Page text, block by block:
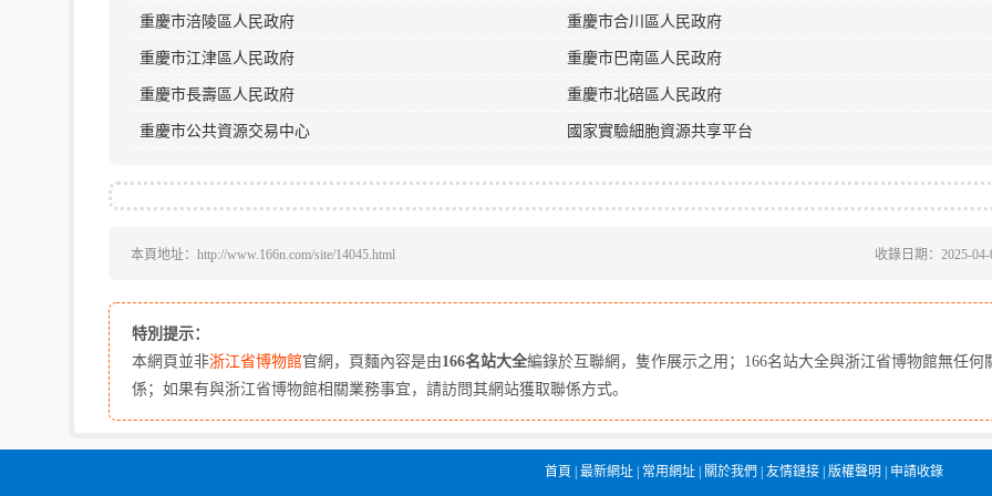
重慶市涪陵區人民政府 重慶市合川區人民政府
重慶市江津區人民政府 重慶市巴南區人民政府
重慶市長壽區人民政府 重慶市北碚區人民政府
重慶市公共資源交易中心 國家實驗細胞資源共享平台
本頁地址：http://www.166n.com/site/14045.html 收錄日期：2025-04-
特別提示：
本網頁並非浙江省博物館官網，頁麵內容是由166名站大全編錄於互聯網，隻作展示之用；166名站大全與浙江省博物館無任何
係；如果有與浙江省博物館相關業務事宜，請訪問其網站獲取聯係方式。
首頁 最新網址 常用網址 關於我們 友情鏈接 版權聲明 申請收錄